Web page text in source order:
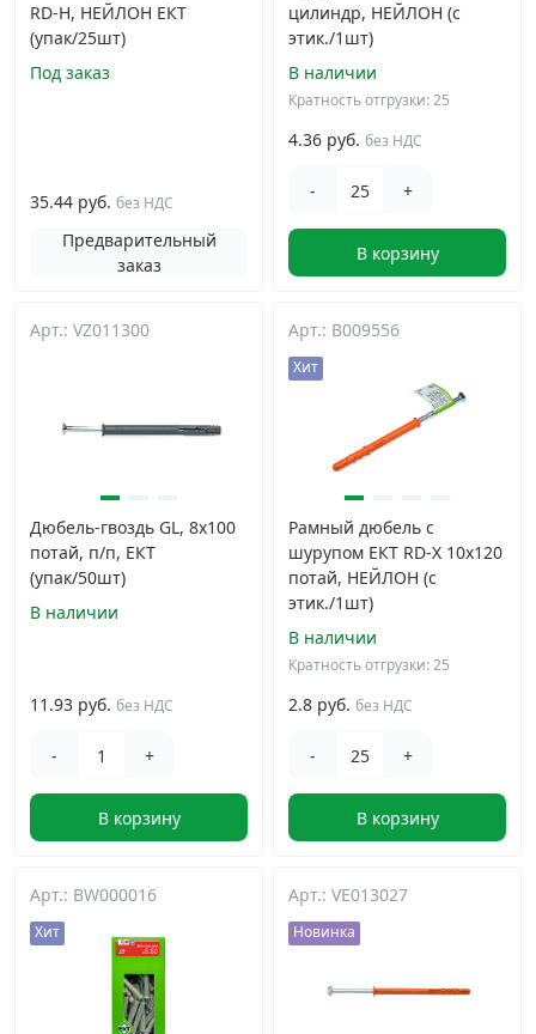
RD-H, НЕЙЛОН EКТ
(упак/25шт)
Под заказ
35.44 руб. без НДС
Предварительный
заказ
цилиндр, НЕЙЛОН (с
этик./1шт)
В наличии
Кратность отгрузки: 25
4.36 руб. без НДС
- +
В корзину
Арт.: VZ011300
Дюбель-гвоздь GL, 8x100
потай, п/п, ЕКТ
(упак/50шт)
В наличии
11.93 руб. без НДС
- +
В корзину
Арт.: B009556
Хит
Рамный дюбель с
шурупом ЕКТ RD-X 10x120
потай, НЕЙЛОН (с
этик./1шт)
В наличии
Кратность отгрузки: 25
2.8 руб. без НДС
- +
В корзину
Арт.: BW000016
Хит
Арт.: VE013027
Новинка